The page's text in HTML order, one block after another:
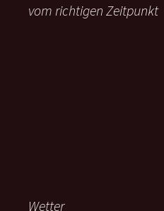
vom richtigen Zeitpunkt
Wetter